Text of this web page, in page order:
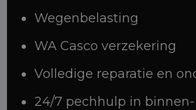
Wegenbelasting
WA Casco verzekering
Volledige reparatie en
24/7 pechhulp in